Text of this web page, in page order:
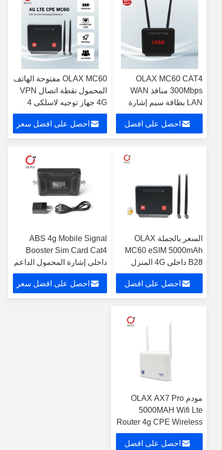
OLAX MC60 CAT4
300Mbps منافذ WAN
LAN بطاقة سيم إشارة
الواي فاي محسنة توجيه
محمول 4G LTEاحصل على افضل
OLAX MC60 مفتوحة الهاتف
المحمول نقطة اتصال VPN
4G جهاز توجيه لاسلكي 4
RJ45 مودم واي فاي
B3B5B7B8B20B40 N41
4G جهاز توجيه واي فاي
احصل على افضل سعر
السعر بالجملة OLAX
MC60 eSIM 5000mAh
B28 داخلي 4G المنزل
لاسلكي الواي فاي 6 توجيه
تحويل 4G LTE CPE
توجيهات مع بطاقة سيم
احصل على افضل
ABS 4g Mobile Signal
Booster Sim Card Cat4
داخلي إشارة المحمول الداعم
احصل على افضل سعر
مودم OLAX AX7 Pro
5000MAH Wifi Lte
Router 4g CPE Wireless
Communication Devices
Modemاحصل على افضل